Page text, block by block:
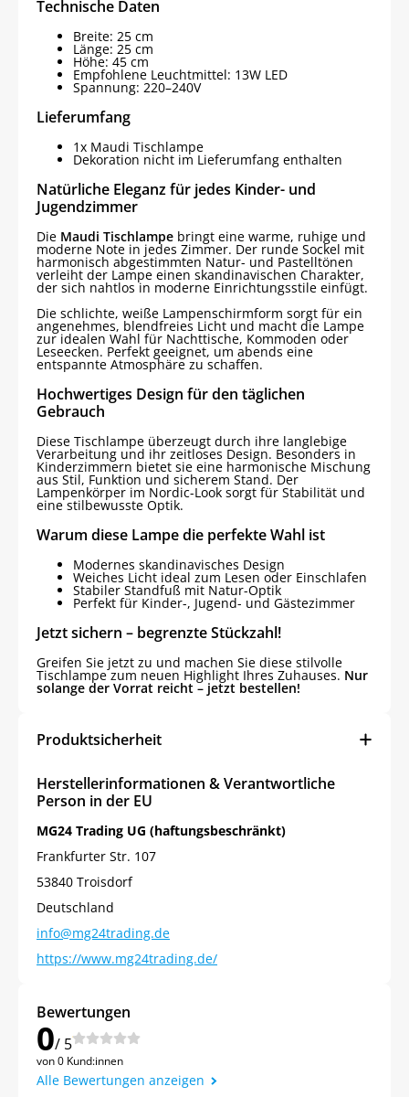
Technische Daten
Breite: 25 cm
Länge: 25 cm
Höhe: 45 cm
Empfohlene Leuchtmittel: 13W LED
Spannung: 220–240V
Lieferumfang
1x Maudi Tischlampe
Dekoration nicht im Lieferumfang enthalten
Natürliche Eleganz für jedes Kinder- und
Jugendzimmer
Die Maudi Tischlampe bringt eine warme, ruhige und
moderne Note in jedes Zimmer. Der runde Sockel mit
harmonisch abgestimmten Natur- und Pastelltönen
verleiht der Lampe einen skandinavischen Charakter,
der sich nahtlos in moderne Einrichtungsstile einfügt.
Die schlichte, weiße Lampenschirmform sorgt für ein
angenehmes, blendfreies Licht und macht die Lampe
zur idealen Wahl für Nachttische, Kommoden oder
Leseecken. Perfekt geeignet, um abends eine
entspannte Atmosphäre zu schaffen.
Hochwertiges Design für den täglichen
Gebrauch
Diese Tischlampe überzeugt durch ihre langlebige
Verarbeitung und ihr zeitloses Design. Besonders in
Kinderzimmern bietet sie eine harmonische Mischung
aus Stil, Funktion und sicherem Stand. Der
Lampenkörper im Nordic-Look sorgt für Stabilität und
eine stilbewusste Optik.
Warum diese Lampe die perfekte Wahl ist
Modernes skandinavisches Design
Weiches Licht ideal zum Lesen oder Einschlafen
Stabiler Standfuß mit Natur-Optik
Perfekt für Kinder-, Jugend- und Gästezimmer
Jetzt sichern – begrenzte Stückzahl!
Greifen Sie jetzt zu und machen Sie diese stilvolle
Tischlampe zum neuen Highlight Ihres Zuhauses. Nur
solange der Vorrat reicht – jetzt bestellen!
Produktsicherheit
Herstellerinformationen & Verantwortliche
Person in der EU
MG24 Trading UG (haftungsbeschränkt)
Frankfurter Str. 107
53840 Troisdorf
Deutschland
info@mg24trading.de
https://www.mg24trading.de/
Bewertungen
0/ 5
von 0 Kund:innen
Alle Bewertungen anzeigen